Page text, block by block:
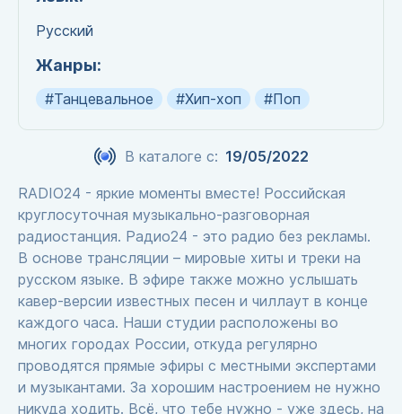
Русский
Жанры:
#Танцевальное #Хип-хоп #Поп
В каталоге с: 19/05/2022
RADIO24 - яркие моменты вместе! Российская
круглосуточная музыкально-разговорная
радиостанция. Радио24 - это радио без рекламы.
В основе трансляции – мировые хиты и треки на
русском языке. В эфире также можно услышать
кавер-версии известных песен и чиллаут в конце
каждого часа. Наши студии расположены во
многих городах России, откуда регулярно
проводятся прямые эфиры с местными экспертами
и музыкантами. За хорошим настроением не нужно
никуда ходить. Всё, что тебе нужно - уже здесь, на